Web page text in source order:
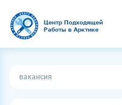
Центр Подходящей
Работы в Арктике